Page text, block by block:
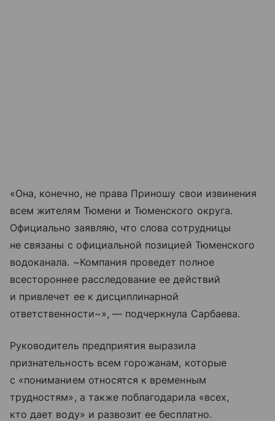
«Она, конечно, не права Приношу свои извинения
всем жителям Тюмени и Тюменского округа.
Официально заявляю, что слова сотрудницы
не связаны с официальной позицией Тюменского
водоканала. ~Компания проведет полное
всестороннее расследование ее действий
и привлечет ее к дисциплинарной
ответственности~», — подчеркнула Сарбаева.
Руководитель предприятия выразила
признательность всем горожанам, которые
с «пониманием относятся к временным
трудностям», а также поблагодарила «всех,
кто дает воду» и развозит ее бесплатно.